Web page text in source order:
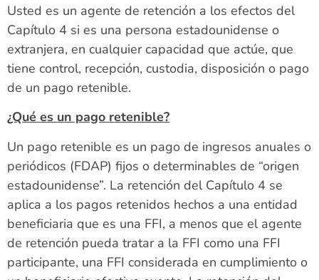
Usted es un agente de retención a los efectos del
Capítulo 4 si es una persona estadounidense o
extranjera, en cualquier capacidad que actúe, que
tiene control, recepción, custodia, disposición o pago
de un pago retenible.
¿Qué es un pago retenible?
Un pago retenible es un pago de ingresos anuales o
periódicos (FDAP) fijos o determinables de “origen
estadounidense”. La retención del Capítulo 4 se
aplica a los pagos retenidos hechos a una entidad
beneficiaria que es una FFI, a menos que el agente
de retención pueda tratar a la FFI como una FFI
participante, una FFI considerada en cumplimiento o